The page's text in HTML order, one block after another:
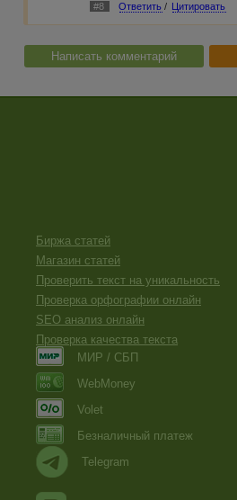
#8 Ответить / Цитировать
Написать комментарий
Биржа статей
Магазин статей
Проверить текст на уникальность
Проверка орфографии онлайн
SEO анализ онлайн
Проверка качества текста
МИР / СБП
WebMoney
Volet
Безналичный платеж
Telegram